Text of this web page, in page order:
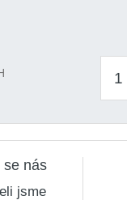
se nás
jsme